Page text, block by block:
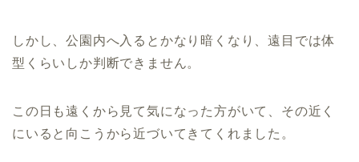
しかし、公園内へ入るとかなり暗くなり、遠目では体
型くらいしか判断できません。
この日も遠くから見て気になった方がいて、その近く
にいると向こうから近づいてきてくれました。